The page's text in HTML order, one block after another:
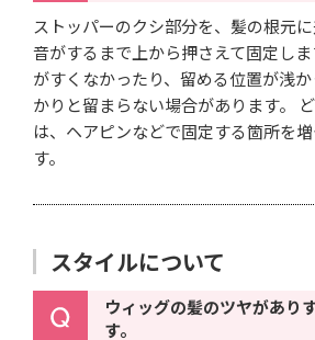
ストッパーのクシ部分を、髪の根元
音がするまで上から押さえて固定しま
がすくなかったり、留める位置が浅
かりと留まらない場合があります。
は、ヘアピンなどで固定する箇所を
す。
スタイルについて
ウィッグの髪のツヤがあり
す。